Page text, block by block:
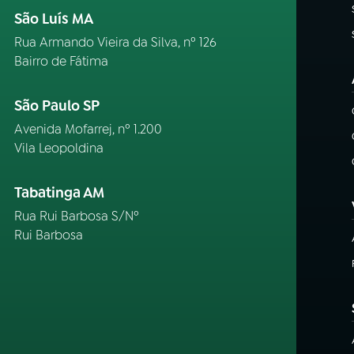
São Luís MA
Rua Armando Vieira da Silva, nº 126
Bairro de Fátima
São Paulo SP
Avenida Mofarrej, nº 1.200
Vila Leopoldina
Tabatinga AM
Rua Rui Barbosa S/Nº
Rui Barbosa